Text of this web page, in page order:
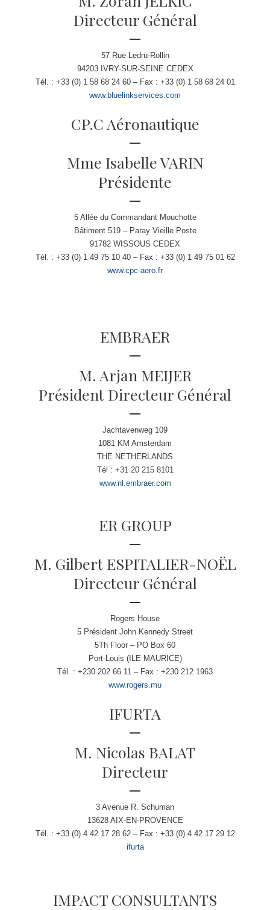
Directeur Général
57 Rue Ledru-Rollin
94203 IVRY-SUR-SEINE CEDEX
Tél. : +33 (0) 1 58 68 24 60 – Fax : +33 (0) 1 58 68 24 01
www.bluelinkservices.com
CP.C Aéronautique
Mme Isabelle VARIN
Présidente
5 Allée du Commandant Mouchotte
Bâtiment 519 – Paray Vieille Poste
91782 WISSOUS CEDEX
Tél. : +33 (0) 1 49 75 10 40 – Fax : +33 (0) 1 49 75 01 62
www.cpc-aero.fr
EMBRAER
M. Arjan MEIJER
Président Directeur Général
Jachtavenweg 109
1081 KM Amsterdam
THE NETHERLANDS
Tél : +31 20 215 8101
www.nl.embraer.com
ER GROUP
M. Gilbert ESPITALIER-NOËL
Directeur Général
Rogers House
5 Président John Kennedy Street
5Th Floor – PO Box 60
Port-Louis (ILE MAURICE)
Tél. : +230 202 66 11 – Fax : +230 212 1963
www.rogers.mu
IFURTA
M. Nicolas BALAT
Directeur
3 Avenue R. Schuman
13628 AIX-EN-PROVENCE
Tél. : +33 (0) 4 42 17 28 62 – Fax : +33 (0) 4 42 17 29 12
ifurta
IMPACT CONSULTANTS